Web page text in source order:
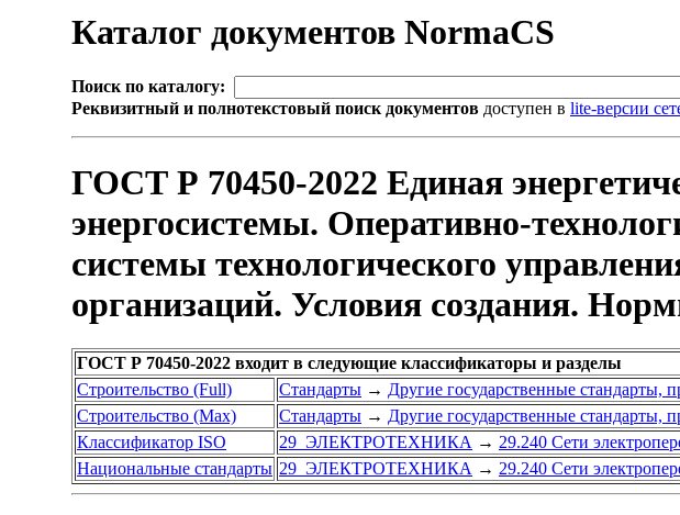
Каталог документов NormaCS
Поиск по каталогу:
Реквизитный и полнотекстовый поиск документов доступен в lite-версии
ГОСТ Р 70450-2022 Единая
энергосистемы. Оперативно-
системы технологического
организаций. Условия создания.
ГОСТ Р 70450-2022 входит в следующие классификаторы и разделы
Строительство (Full)
Стандарты → Другие государственные стандарты,
Строительство (Max)
Стандарты → Другие государственные стандарты,
Классификатор ISO
29 ЭЛЕКТРОТЕХНИКА → 29.240 Сети
Национальные стандарты 29 ЭЛЕКТРОТЕХНИКА → 29.240 Сети